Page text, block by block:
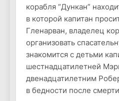
корабля “Дункан”
в которой капитан
Гленарван, владелец
организовать
знакомится с детьми
шестнадцатилетней
двенадцатилетним
в бедности после